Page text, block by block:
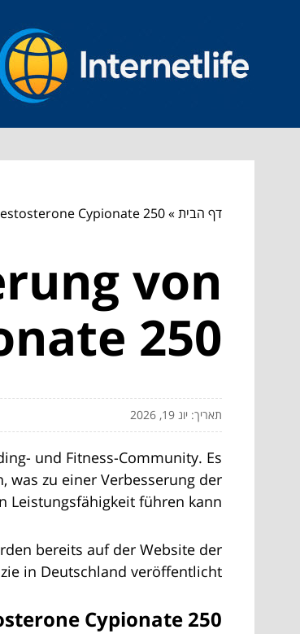
דף הבית»
Cypionate 250
von
250
תאריך: יונ 19, 2026
und Fitness-Community. Es
was zu einer Verbesserung der
Leistungsfähigkeit führen kann.
bereits auf der Website der
in Deutschland veröffentlicht.
Cypionate 250